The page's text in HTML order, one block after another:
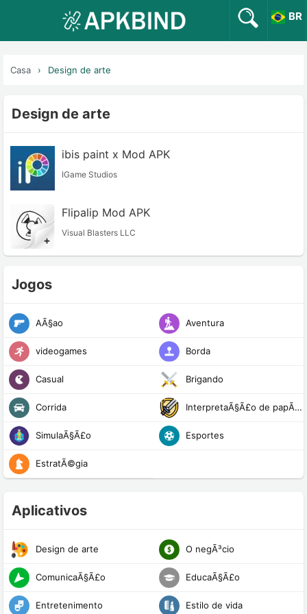
BR
Casa Design de arte
Design de arte
ibis paint x Mod APK
IGame Studios
Flipalip Mod APK
Visual Blasters LLC
Jogos
AÃ§ao Aventura
videogames Borda
Casual Brigando
Corrida InterpretaÃ§Ã£o de papÃ©is
SimulaÃ§Ã£o Esportes
EstratÃ©gia
Aplicativos
Design de arte O negÃ³cio
ComunicaÃ§Ã£o EducaÃ§Ã£o
Entretenimento Estilo de vida